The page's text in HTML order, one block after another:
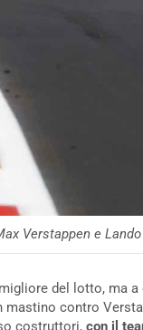
Verstappen e
del lotto, ma
contro
costruttori, con il